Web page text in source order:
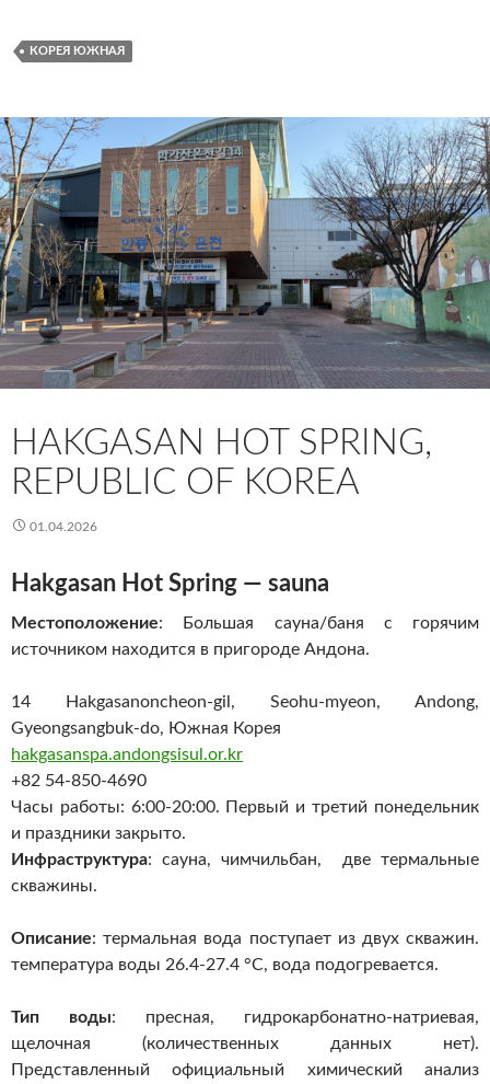
КОРЕЯ ЮЖНАЯ
HAKGASAN HOT SPRING,
REPUBLIC OF KOREA
01.04.2026
Hakgasan Hot Spring — sauna
Местоположение: Большая сауна/баня с горячим
источником находится в пригороде Андона.
14 Hakgasanoncheon-gil, Seohu-myeon, Andong,
Gyeongsangbuk-do, Южная Корея
hakgasanspa.andongsisul.or.kr
+82 54-850-4690
Часы работы: 6:00-20:00. Первый и третий понедельник
и праздники закрыто.
Инфраструктура: сауна, чимчильбан, две термальные
скважины.
Описание: термальная вода поступает из двух скважин.
температура воды 26.4-27.4 °С, вода подогревается.
Тип воды: пресная, гидрокарбонатно-натриевая,
щелочная (количественных данных нет).
Представленный официальный химический анализ